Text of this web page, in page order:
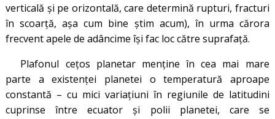
verticală și pe orizontală, care determină rupturi, fracturi
în scoarță, așa cum bine știm acum), în urma cărora
frecvent apele de adâncime își fac loc către suprafață.
Plafonul cețos planetar menține în cea mai mare
parte a existenței planetei o temperatură aproape
constantă – cu mici variațiuni în regiunile de latitudini
cuprinse între ecuator și polii planetei, care se